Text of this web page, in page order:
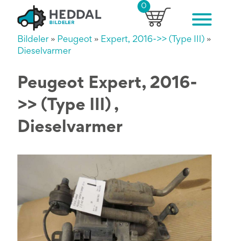
0
Bildeler » Peugeot » Expert, 2016->> (Type III) »
Dieselvarmer
Peugeot Expert, 2016-
>> (Type III) ,
Dieselvarmer